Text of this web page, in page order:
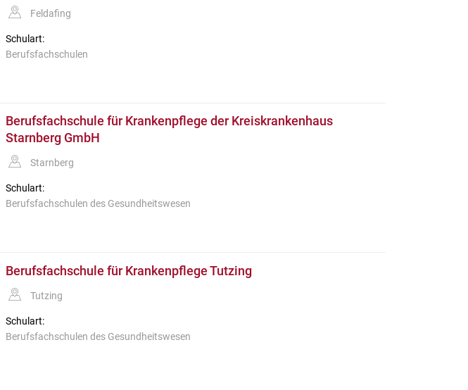
Feldafing
Schulart:
Berufsfachschulen
Berufsfachschule für Krankenpflege der Kreiskrankenhaus
Starnberg GmbH
Starnberg
Schulart:
Berufsfachschulen des Gesundheitswesen
Berufsfachschule für Krankenpflege Tutzing
Tutzing
Schulart:
Berufsfachschulen des Gesundheitswesen